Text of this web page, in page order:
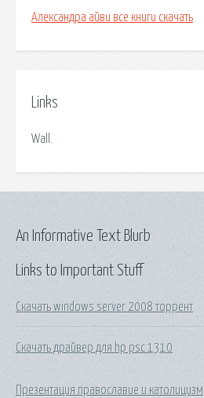
Александра айви все книги скачать
Links
Wall.
Links to Important Stuff
Скачать windows server 2008 торрент
Скачать драйвер для hp psc 1310
Презентация православие и католицизм
An Informative Text Blurb